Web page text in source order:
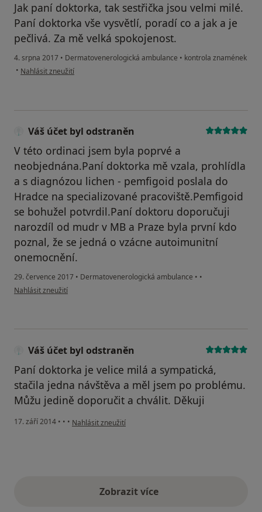
Jak paní doktorka, tak sestřička jsou velmi milé.
Paní doktorka vše vysvětlí, poradí co a jak a je
pečlivá. Za mě velká spokojenost.
4. srpna 2017 • Dermatovenerologická ambulance • kontrola znamének
• podle názoru uživatele Váš účet byl odstraněn
Nahlásit zneužití
Váš účet byl odstraněn
V této ordinaci jsem byla poprvé a
neobjednána.Paní doktorka mě vzala, prohlídla
a s diagnózou lichen - pemfigoid poslala do
Hradce na specializované pracoviště.Pemfigoid
se bohužel potvrdil.Paní doktoru doporučuji
narozdíl od mudr v MB a Praze byla první kdo
poznal, že se jedná o vzácne autoimunitní
onemocnění.
29. července 2017 • Dermatovenerologická ambulance • •
podle názoru uživatele Váš účet byl odstraněn
Nahlásit zneužití
Váš účet byl odstraněn
Paní doktorka je velice milá a sympatická,
stačila jedna návštěva a měl jsem po problému.
Můžu jedině doporučit a chválit. Děkuji
17. září 2014 • • • podle názoru uživatele Váš účet byl odstraněn
Nahlásit zneužití
Zobrazit vícevýše uvedené názory